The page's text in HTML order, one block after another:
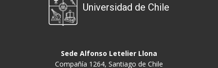
Universidad de Chile
Sede Alfonso Letelier Llona
Compañía 1264, Santiago de Chile